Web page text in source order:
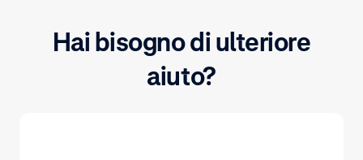
Hai bisogno di ulteriore
aiuto?